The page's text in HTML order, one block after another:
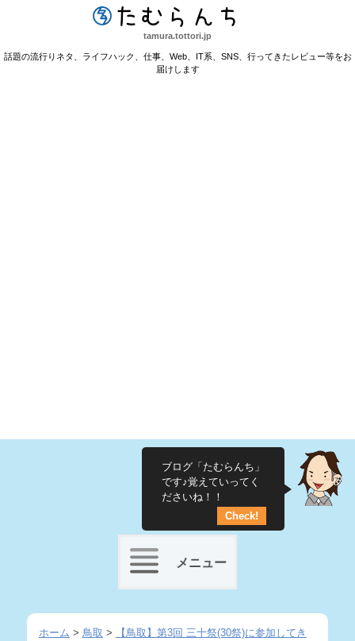
たむらんち
tamura.tottori.jp
話題の流行りネタ、ライフハック、仕事、Web、IT系、SNS、行ってきたレビュー等をお
届けします
ブログ「たむらんち」
です♪覚えていってく
ださいね！！
Check!
メニュー
Skip
to
ホーム > 鳥取 >
【鳥取】第3回 三十祭(30祭)に参加してき